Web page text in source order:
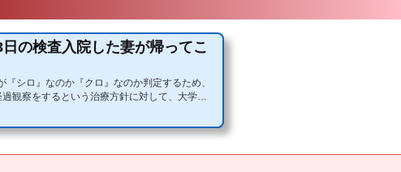
の検査入院した妻が帰ってこ
『シロ』なのか『クロ』なのか判定するため、
観察をするという治療方針に対して、大学病
希望し、主治医の先生に了承頂いた私たちでし